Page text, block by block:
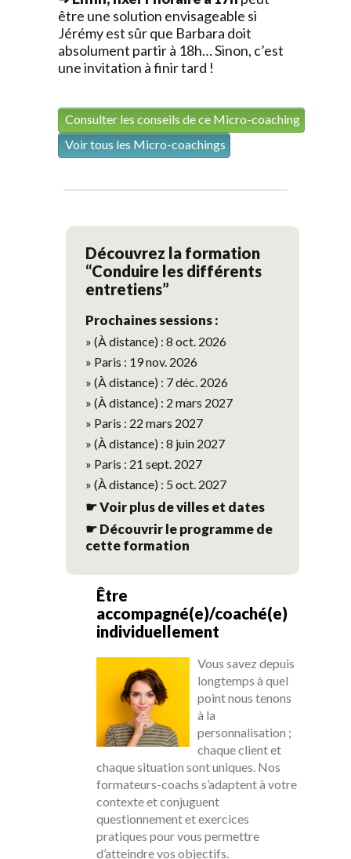
être une solution envisageable si
Jérémy est sûr que Barbara doit
absolument partir à 18h… Sinon, c’est
une invitation à finir tard !
Consulter les conseils de ce Micro-coaching
Voir tous les Micro-coachings
Découvrez la formation
“Conduire les différents
entretiens”
Prochaines sessions :
» (À distance) : 8 oct. 2026
» Paris : 19 nov. 2026
» (À distance) : 7 déc. 2026
» (À distance) : 2 mars 2027
» Paris : 22 mars 2027
» (À distance) : 8 juin 2027
» Paris : 21 sept. 2027
» (À distance) : 5 oct. 2027
☛ Voir plus de villes et dates
☛ Découvrir le programme de
cette formation
Être
accompagné(e)/coaché(e)
individuellement
Vous savez depuis
longtemps à quel
point nous tenons
à la
personnalisation ;
chaque client et
chaque situation sont uniques. Nos
formateurs-coachs s’adaptent à votre
contexte et conjuguent
questionnement et exercices
pratiques pour vous permettre
d’atteindre vos objectifs.